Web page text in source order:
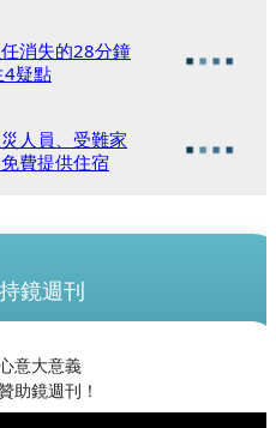
消失的28分鐘
疑點
人員、受難家
費提供住宿
鏡週刊
意大意義
助鏡週刊！